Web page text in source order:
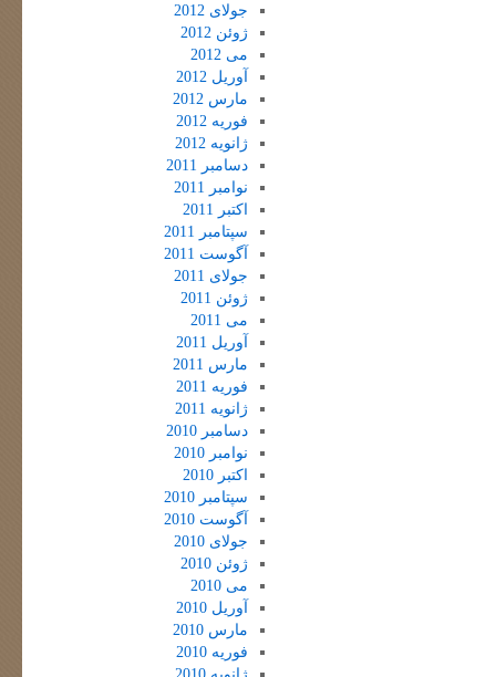
جولای 2012
ژوئن 2012
می 2012
آوریل 2012
مارس 2012
فوریه 2012
ژانویه 2012
دسامبر 2011
نوامبر 2011
اکتبر 2011
سپتامبر 2011
آگوست 2011
جولای 2011
ژوئن 2011
می 2011
آوریل 2011
مارس 2011
فوریه 2011
ژانویه 2011
دسامبر 2010
نوامبر 2010
اکتبر 2010
سپتامبر 2010
آگوست 2010
جولای 2010
ژوئن 2010
می 2010
آوریل 2010
مارس 2010
فوریه 2010